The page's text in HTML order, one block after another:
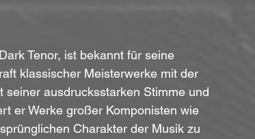
Tenor, ist bekannt für seine
klassischer Meisterwerke mit der
ausdrucksstarken Stimme und
er Werke großer Komponisten wie
Charakter der Musik zu